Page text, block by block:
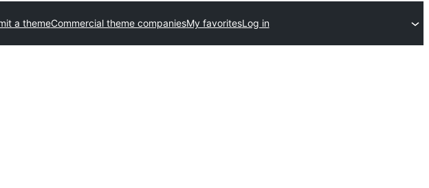
a themeCommercial theme companiesMy favoritesLog in